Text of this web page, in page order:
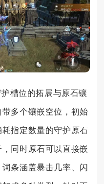
槽位的拓展与原石镶
多个镶嵌空位，初始
指定数量的守护原石
同时原石可以直接嵌
条涵盖暴击几率、闪